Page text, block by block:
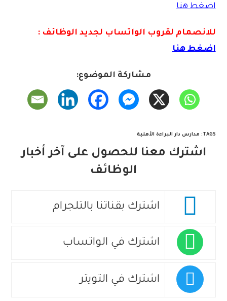
اضغط هنا
للانصمام لقروب الواتساب لجديد الوظائف :
اضغط هنا
مشاركة الموضوع:
TAGS
: مدارس دار البراءة الأهلية
اشترك معنا للحصول على آخر أخبار
الوظائف
اشترك بقناتنا بالتلجرام
اشترك في الواتساب
اشترك في التويتر